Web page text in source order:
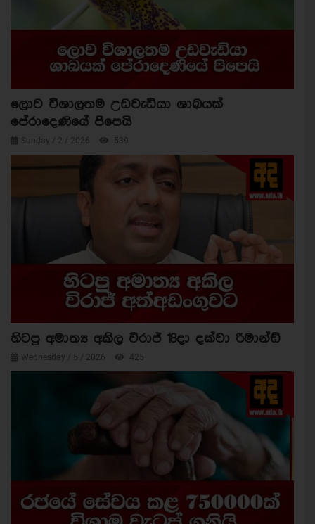
ලොව විශාලතම උඩවැඩියා ශාඛයක්
පේරාදෙණියේ පිපෙයි
Sunday / 2 / 2026 539
හිටපු අමාත්‍ය අකිල විරාජ් 18දා දක්වා රිමාන්ඩ්
Wednesday / 5 / 2026 425